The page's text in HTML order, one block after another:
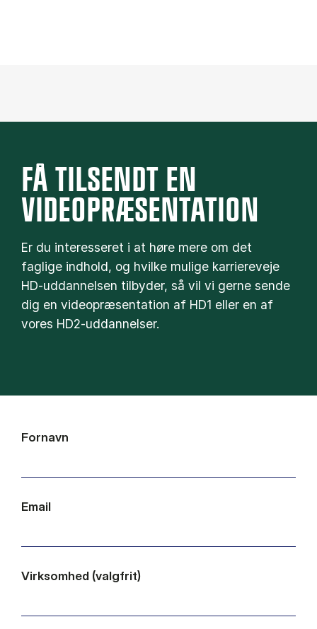
FÅ TILSENDT EN
VIDEOPRÆSENTATION
Er du interesseret i at høre mere om det
faglige indhold, og hvilke mulige karriereveje
HD-uddannelsen tilbyder, så vil vi gerne sende
dig en videopræsentation af HD1 eller en af
vores HD2-uddannelser.
Fornavn
Email
Virksomhed (valgfrit)